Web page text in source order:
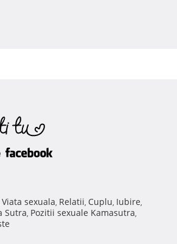
Viata sexuala, Relatii, Cuplu, Iubire,
Sutra, Pozitii sexuale Kamasutra,